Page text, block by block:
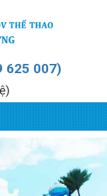
625 007)